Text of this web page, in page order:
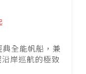
全能帆船，兼
岸巡航的極致